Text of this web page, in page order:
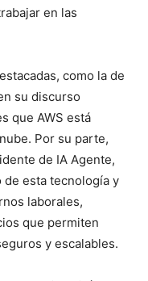
en las
como la de
su discurso
que AWS está
Por su parte,
de IA Agente,
esta tecnología y
laborales,
que permiten
y escalables.